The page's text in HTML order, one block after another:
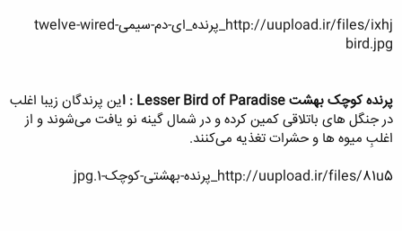
http://uupload.ir/files/ixhj_پرنده_ای-دم-سیمیtwelve-wired-
bird.jpg
پرنده کوچک بهشت
ین پرندگان زیبا اغلب
در جنگل های باتلاقی کمین کرده و در شمال گینه نو یافت می‌شوند و از
اغلبِ میوه ها و حشرات تغذیه می‌کنند.
http://uupload.ir/files/81u5_پرنده-بهشتی-کوچک-1.jpg